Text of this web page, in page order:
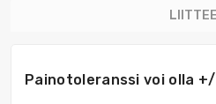
Painotoleranssi voi olla